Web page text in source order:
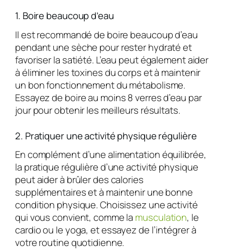
1. Boire beaucoup d’eau
Il est recommandé de boire beaucoup d’eau
pendant une sèche pour rester hydraté et
favoriser la satiété. L’eau peut également aider
à éliminer les toxines du corps et à maintenir
un bon fonctionnement du métabolisme.
Essayez de boire au moins 8 verres d’eau par
jour pour obtenir les meilleurs résultats.
2. Pratiquer une activité physique régulière
En complément d’une alimentation équilibrée,
la pratique régulière d’une activité physique
peut aider à brûler des calories
supplémentaires et à maintenir une bonne
condition physique. Choisissez une activité
qui vous convient, comme la musculation, le
cardio ou le yoga, et essayez de l’intégrer à
votre routine quotidienne.